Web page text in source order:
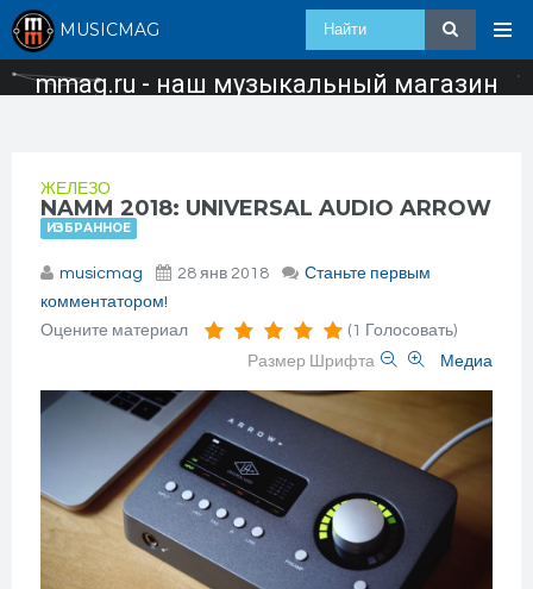
MUSICMAG
mmag.ru - наш музыкальный магазин
ЖЕЛЕЗО
NAMM 2018: UNIVERSAL AUDIO ARROW
ИЗБРАННОЕ
musicmag 28 янв 2018
Станьте первым
комментатором!
Оцените материал
(1 Голосовать)
Размер Шрифта
Медиа